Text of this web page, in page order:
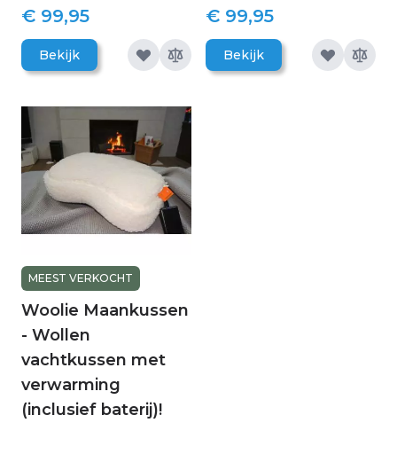
€ 99,95
Bekijk
€ 99,95
Bekijk
MEEST VERKOCHT
Woolie Maankussen
- Wollen
vachtkussen met
verwarming
(inclusief baterij)!